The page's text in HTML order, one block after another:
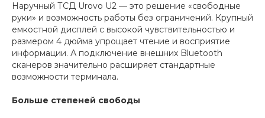
Наручный ТСД Urovo U2 — это решение «свободные
руки» и возможность работы без ограничений. Крупный
емкостной дисплей с высокой чувствительностью и
размером 4 дюйма упрощает чтение и восприятие
информации. А подключение внешних Bluetooth
сканеров значительно расширяет стандартные
возможности терминала.
Больше степеней свободы